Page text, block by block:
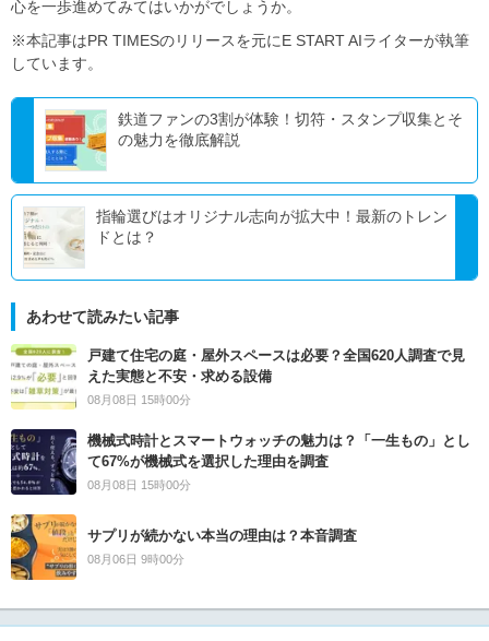
心を一歩進めてみてはいかがでしょうか。
※本記事はPR TIMESのリリースを元にE START AIライターが執筆
しています。
鉄道ファンの3割が体験！切符・スタンプ収集とそ
の魅力を徹底解説
指輪選びはオリジナル志向が拡大中！最新のトレン
ドとは？
あわせて読みたい記事
戸建て住宅の庭・屋外スペースは必要？全国620人調査で見
えた実態と不安・求める設備
08月08日 15時00分
機械式時計とスマートウォッチの魅力は？「一生もの」とし
て67%が機械式を選択した理由を調査
08月08日 15時00分
サプリが続かない本当の理由は？本音調査
08月06日 9時00分